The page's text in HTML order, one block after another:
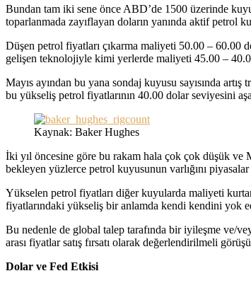
Bundan tam iki sene önce ABD’de 1500 üzerinde
toparlanmada zayıflayan doların yanında aktif petrol
Düşen petrol fiyatları çıkarma maliyeti 50.00 – 60.00
gelişen teknolojiyle kimi yerlerde maliyeti 45.00 –
Mayıs ayından bu yana sondaj kuyusu sayısında
bu yükseliş petrol fiyatlarının 40.00 dolar seviyesini
Kaynak: Baker Hughes
İki yıl öncesine göre bu rakam hala çok çok düşük ve
bekleyen yüzlerce petrol kuyusunun varlığını
Yükselen petrol fiyatları diğer kuyularda maliyeti
fiyatlarındaki yükseliş bir anlamda kendi kendini yok
Bu nedenle de global talep tarafında bir iyileşme ve/
arası fiyatlar satış fırsatı olarak değerlendirilmeli
Dolar ve Fed Etkisi